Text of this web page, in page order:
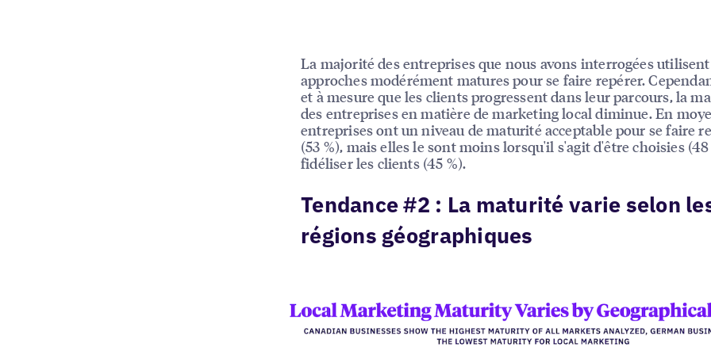
La majorité des entreprises que nous avons interrogées
approches modérément matures pour se faire repérer.
et à mesure que les clients progressent dans leur parcours, la
des entreprises en matière de marketing local diminue. En
entreprises ont un niveau de maturité acceptable pour se faire
(53 %), mais elles le sont moins lorsqu'il s'agit d'être choisies (48
fidéliser les clients (45 %).
Tendance #2 : La maturité varie selon
régions géographiques